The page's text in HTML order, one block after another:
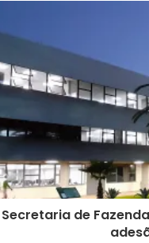
Secretaria de